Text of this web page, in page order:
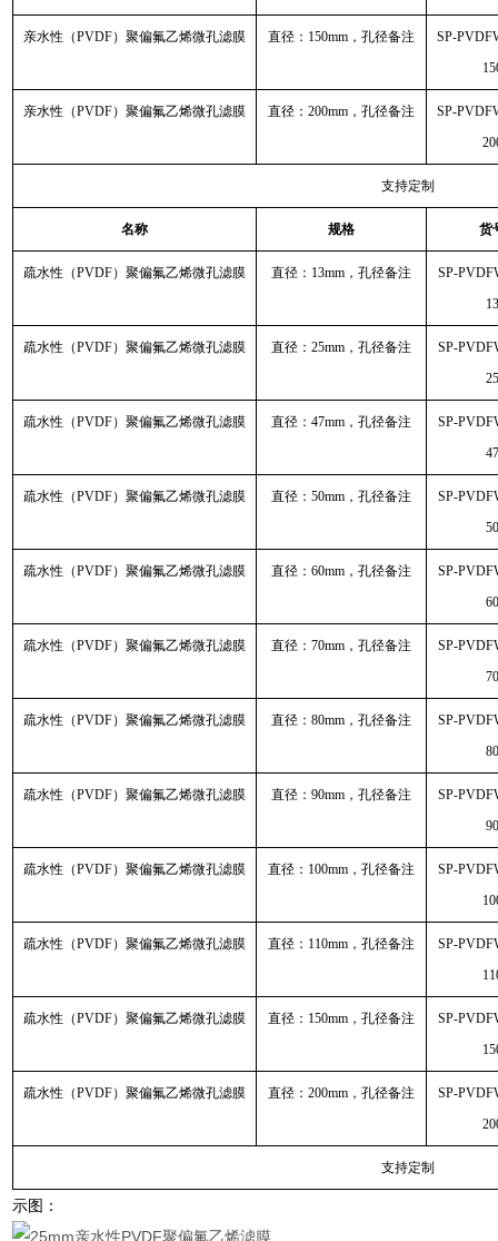
亲水性（PVDF）聚偏氟乙烯微孔滤膜 直径：150mm，孔径备注
SP-
亲水性（PVDF）聚偏氟乙烯微孔滤膜 直径：200mm，孔径备注
SP-
支持定制
名称 规格 货
疏水性（PVDF）聚偏氟乙烯微孔滤膜 直径：13mm，孔径备注
SP-
疏水性（PVDF）聚偏氟乙烯微孔滤膜 直径：25mm，孔径备注
SP-
疏水性（PVDF）聚偏氟乙烯微孔滤膜 直径：47mm，孔径备注
SP-
疏水性（PVDF）聚偏氟乙烯微孔滤膜 直径：50mm，孔径备注
SP-
疏水性（PVDF）聚偏氟乙烯微孔滤膜 直径：60mm，孔径备注
SP-
疏水性（PVDF）聚偏氟乙烯微孔滤膜 直径：70mm，孔径备注
SP-
疏水性（PVDF）聚偏氟乙烯微孔滤膜 直径：80mm，孔径备注
SP-
疏水性（PVDF）聚偏氟乙烯微孔滤膜 直径：90mm，孔径备注
SP-
疏水性（PVDF）聚偏氟乙烯微孔滤膜 直径：100mm，孔径备注
SP-
疏水性（PVDF）聚偏氟乙烯微孔滤膜 直径：110mm，孔径备注
SP-
疏水性（PVDF）聚偏氟乙烯微孔滤膜 直径：150mm，孔径备注
SP-
疏水性（PVDF）聚偏氟乙烯微孔滤膜 直径：200mm，孔径备注
SP-
支持定制
示图：